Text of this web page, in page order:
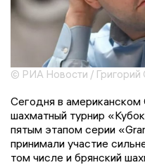
© РИА Новости / Григорий
Сегодня в
шахматный турнир
пятым этапом серии
принимали участие
том числе и брянский